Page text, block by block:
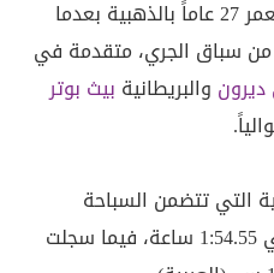
وتوجت الفرنسية البالغة من العمر 27 عاماً بالذهبية بعدما
من سباق الجري، متقدمة في
والبريطانية بيث بوتر
التي تتضمن السباحة
والدراجات الهوائية والجري، في 1:54.55 ساعة، فيما سجلت